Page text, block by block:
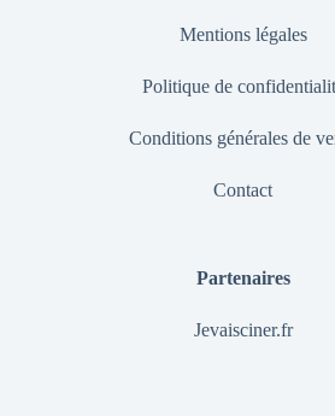
Mentions légales
Politique de
Conditions générales de
Contact
Partenaires
Jevaisciner.fr